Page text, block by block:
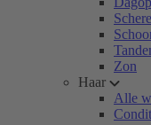
Zon
Haar
Alle